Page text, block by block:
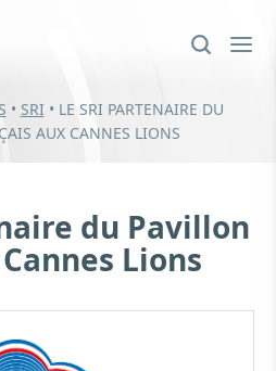
• SRI • LE SRI PARTENAIRE DU
AUX CANNES LIONS
du Pavillon
Lions